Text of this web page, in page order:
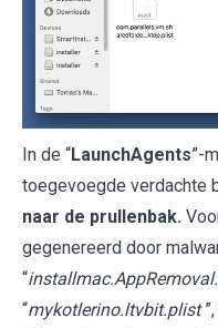
In de “LaunchAgents”-
toegevoegde verdachte
naar de prullenbak.
gegenereerd door
“
“mykotlerino.ltvbit.plist